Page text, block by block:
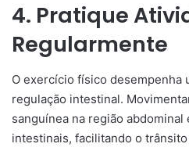
4. Pratique
Regularmente
O exercício físico desempenha
regulação intestinal.
sanguínea na região
intestinais, facilitando o